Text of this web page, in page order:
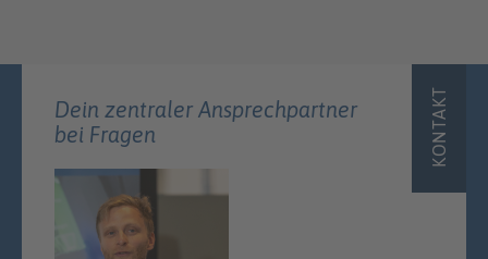
KONTAKT
Dein zentraler Ansprechpartner
bei Fragen